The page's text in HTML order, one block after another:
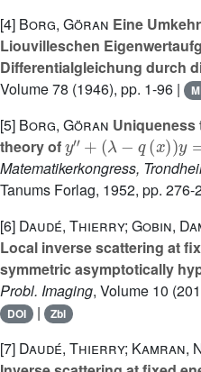
[4] Borg, Göran Eine
Liouvilleschen
Differentialgleichung durch
Volume 78 (1946), pp. 1-96 |
[5] Borg, Göran Uniqueness
theory of
y''+(λ -q(x))y=0
Matematikerkongress,
Tanums Forlag, 1952, pp. 276-
[6] Daudé, Thierry; Gobin,
Local inverse scattering at
symmetric asymptotically
Probl. Imaging, Volume 10
DOI | Zbl
[7] Daudé, Thierry; Kamran,